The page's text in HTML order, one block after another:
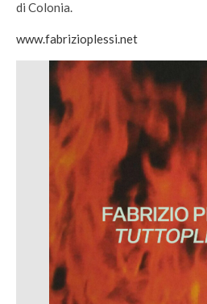
di Colonia.
www.fabrizioplessi.net